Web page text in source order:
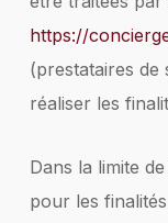
https://
(prestataires de
réaliser les
Dans la limite
pour les